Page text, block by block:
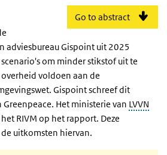
Go to abstract
adviesbureau Gispoint uit 2025
om minder stikstof uit te
voldoen aan de
Gispoint schreef dit
Het ministerie van LVVN
RIVM op het rapport. Deze
uitkomsten hiervan.